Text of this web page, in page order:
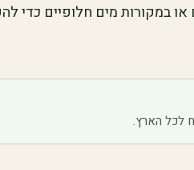
במקורות מים חלופיים כדי
לכל הארץ.